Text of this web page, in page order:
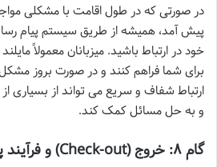
در صورتی که در طول اقامت با مشکلی
پیش آمد، همیشه از طریق سیستم پیام
خود در ارتباط باشید. میزبانان معمولاً
برای شما فراهم کنند و در صورت بروز
ارتباط شفاف و سریع می تواند از بسیاری
و به حل مسائل کمک کند.
گام ۸: خروج (Check-out) و فرآیند پس از اقامت